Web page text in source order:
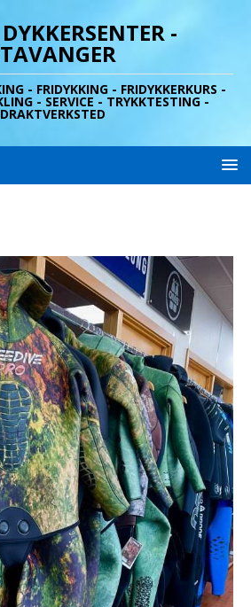
-
- FRIDYKKING - FRIDYKKERKURS -
- SERVICE - TRYKKTESTING -
DRAKTVERKSTED